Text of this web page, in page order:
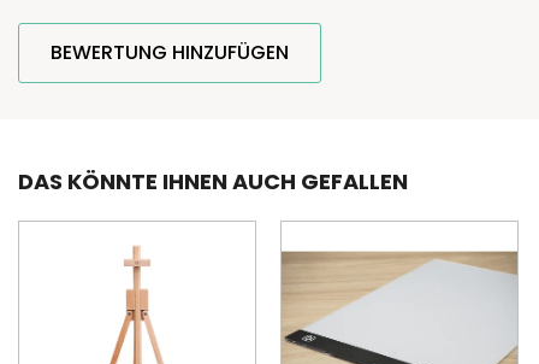
BEWERTUNG HINZUFÜGEN
DAS KÖNNTE IHNEN AUCH GEFALLEN